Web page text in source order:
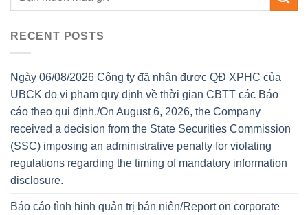
RECENT POSTS
Ngày 06/08/2026 Công ty đã nhận được QĐ XPHC của
UBCK do vi pham quy định về thời gian CBTT các Báo
cáo theo qui định./On August 6, 2026, the Company
received a decision from the State Securities Commission
(SSC) imposing an administrative penalty for violating
regulations regarding the timing of mandatory information
disclosure.
Báo cáo tình hinh quản trị bán niên/Report on corporate